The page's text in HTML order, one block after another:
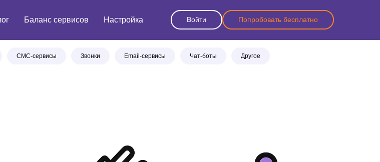
Баланс сервисов Настройка Войти Попробовать бесплатно
СМС-сервисы Звонки Email-сервисы Чат-боты Другое